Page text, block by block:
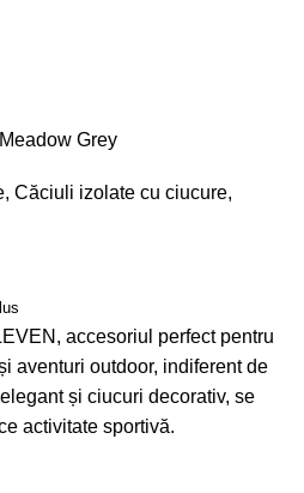
Grey
, Căciuli izolate cu ciucure,
accesoriul perfect pentru
aventuri outdoor, indiferent de
și ciucuri decorativ, se
activitate sportivă.